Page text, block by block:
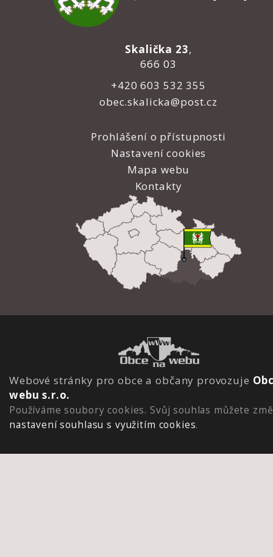
Skalička 23,
666 03
+420 603 532 355
obec.skalicka@post.cz
Prohlášení o přístupnosti
Nastavení cookies
Mapa webu
Kontakty
Webové stránky pro obce a občany provozuje
webu s.r.o.
Používáme soubory cookies. Svůj souhlas můžete
nastavení souhlasu s využitím cookies.